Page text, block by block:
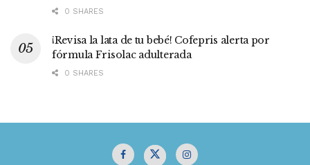
0 SHARES
¡Revisa la lata de tu bebé! Cofepris alerta por
fórmula Frisolac adulterada
0 SHARES